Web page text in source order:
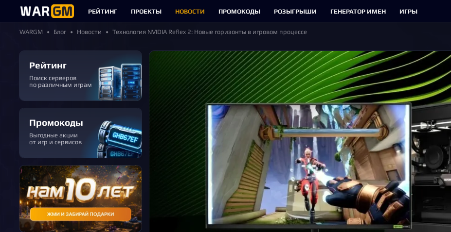
РЕЙТИНГ ПРОЕКТЫ НОВОСТИ ПРОМОКОДЫ РОЗЫГРЫШИ ГЕНЕРАТОР ИМЕН ИГРЫ
WARGM Блог Новости Технология NVIDIA Reflex 2: Новые горизонты в игровом процессе
Рейтинг
Поиск серверов
по различным играм
Промокоды
Выгодные акции
от игр и сервисов